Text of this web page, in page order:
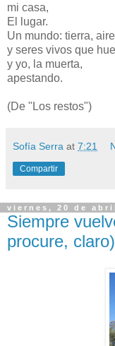
mi casa,
El lugar.
Un mundo: tierra,
y seres vivos que
y yo, la muerta,
apestando.
(De "Los restos")
Sofía Serra at 7:21
Compartir
viernes, 20 de
Siempre
procure, claro)